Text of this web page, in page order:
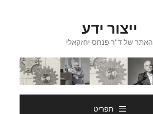
ייצור ידע
האתר של ד"ר פנחס יחזקאלי
תפריט